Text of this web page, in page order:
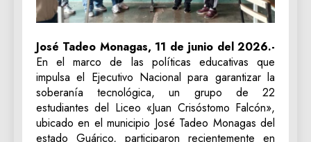
José Tadeo Monagas, 11 de junio del 2026.-
En el marco de las políticas educativas que
impulsa el Ejecutivo Nacional para garantizar la
soberanía tecnológica, un grupo de 22
estudiantes del Liceo «Juan Crisóstomo Falcón»,
ubicado en el municipio José Tadeo Monagas del
estado Guárico, participaron recientemente en